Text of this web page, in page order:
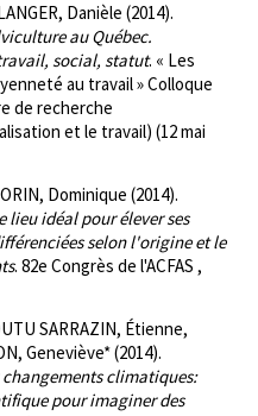
Danièle (2014).
au Québec.
social, statut. « Les
au travail » Colloque
de recherche
et le travail) (12 mai
Dominique (2014).
lieu idéal pour élever ses
selon l'origine et le
. 82e Congrès de l'ACFAS ,
SARRAZIN, Étienne,
Geneviève* (2014).
climatiques:
pour imaginer des